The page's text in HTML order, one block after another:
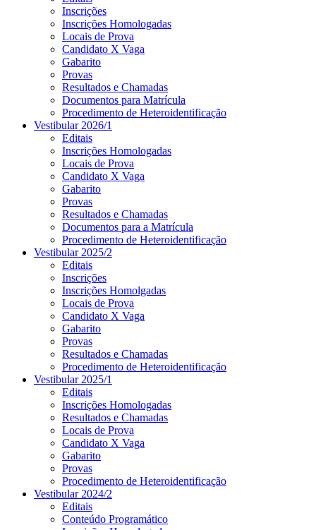
Inscrições
Inscrições Homologadas
Locais de Prova
Candidato X Vaga
Gabarito
Provas
Resultados e Chamadas
Documentos para Matrícula
Procedimento de Heteroidentificação
Vestibular 2026/1
Editais
Inscrições Homologadas
Locais de Prova
Candidato X Vaga
Gabarito
Provas
Resultados e Chamadas
Documentos para a Matrícula
Procedimento de Heteroidentificação
Vestibular 2025/2
Editais
Inscrições
Inscrições Homolgadas
Locais de Prova
Candidato X Vaga
Gabarito
Provas
Resultados e Chamadas
Procedimento de Heteroidentificação
Vestibular 2025/1
Editais
Inscrições Homologadas
Resultados e Chamadas
Locais de Prova
Candidato X Vaga
Gabarito
Provas
Procedimento de Heteroidentificação
Vestibular 2024/2
Editais
Conteúdo Programático